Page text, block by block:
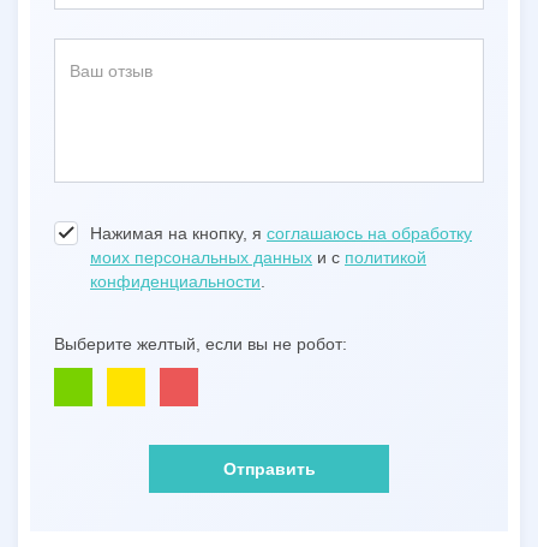
Нажимая на кнопку, я соглашаюсь на обработку
моих персональных данных и с политикой
конфиденциальности
Выберите желтый, если вы не робот:
Отправить